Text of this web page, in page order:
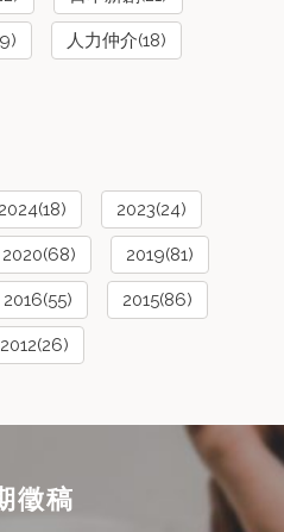
人力仲介(18)
2024(18) 2023(24)
2020(68) 2019(81)
2016(55) 2015(86)
2012(26)
徵稿